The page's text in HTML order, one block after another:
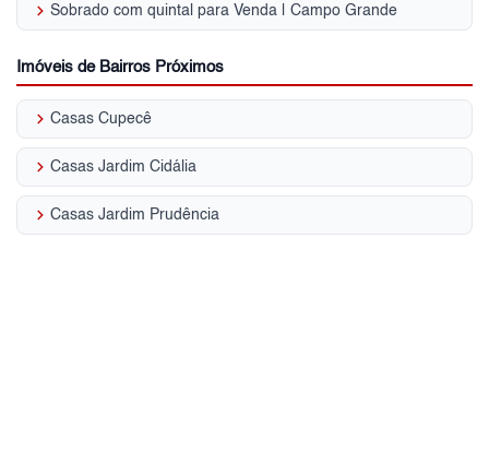
keyboard_arrow_right Sobrado com quintal para Venda | Campo Grande
Imóveis de Bairros Próximos
keyboard_arrow_right Casas Cupecê
keyboard_arrow_right Casas Jardim Cidália
keyboard_arrow_right Casas Jardim Prudência